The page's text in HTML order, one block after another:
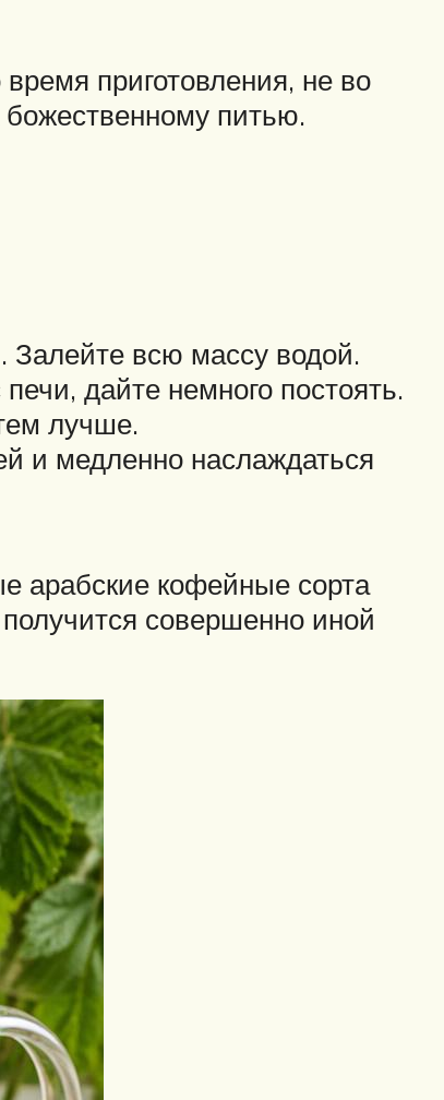
приготовления, не во
божественному питью.
Залейте всю массу водой.
дайте немного постоять.
лучше.
и медленно наслаждаться
арабские кофейные сорта
совершенно иной